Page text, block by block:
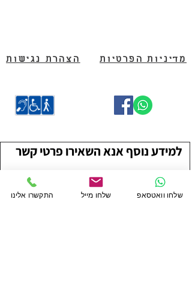
הצהרת נגישות מדיניות הפרטיות
למידע נוסף אנא השאירו פרטי קשר
שם פרטי
התקשרו אלינו שלחו מייל שלחו וואטסאפ